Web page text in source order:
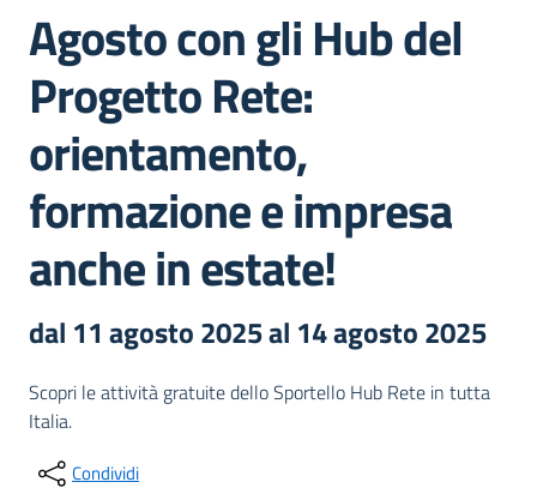
Agosto con gli Hub del
Progetto Rete:
orientamento,
formazione e impresa
anche in estate!
dal 11 agosto 2025 al 14 agosto 2025
Descrizione breve full
Scopri le attività gratuite dello Sportello Hub Rete in tutta
Italia.
Condividi